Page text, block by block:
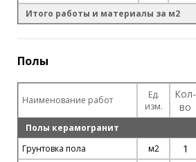
Итого работы и материалы за м2
Полы
Наименование работ
Ед.
изм.
Кол-
во
Полы керамогранит
Грунтовка пола
м2 1